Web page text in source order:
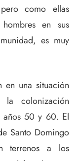
como ellas
en sus
es muy
en una situación
colonización
años 50 y 60. El
Santo Domingo
terrenos a los